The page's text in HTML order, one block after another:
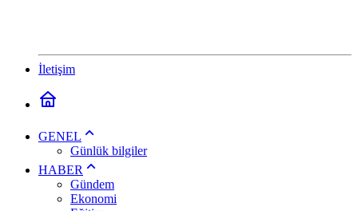
İletişim
GENEL
Günlük bilgiler
HABER
Gündem
Ekonomi